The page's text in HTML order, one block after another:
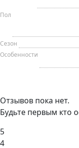
Пол
Сезон
Особенности
Отзывов пока нет.
Будьте первым кто
5
4